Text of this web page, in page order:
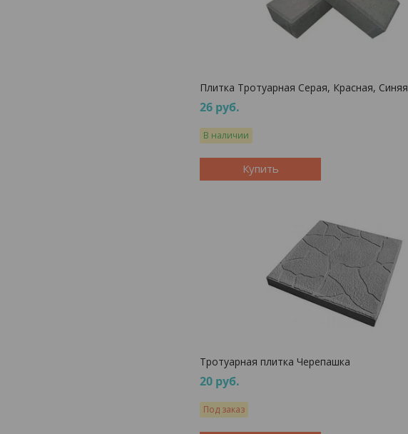
Плитка Тротуарная Серая, Красная, Синяя
26 руб.
В наличии
Купить
Тротуарная плитка Черепашка
20 руб.
Под заказ